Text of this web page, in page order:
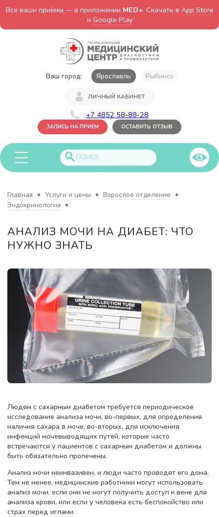
Все ваши приёмы — в приложении MED+. Скачать в App Store
и Google Play
Ваш город: Ярославль Рыбинск
ЛИЧНЫЙ КАБИНЕТ
+7 4852 58-88-28
ЗАПИСЬ НА ПРИЁМ ОСТАВИТЬ ОТЗЫВ
Главная Услуги и цены
Взрослое отделение
Эндокринология
АНАЛИЗ МОЧИ НА ДИАБЕТ: ЧТО
НУЖНО ЗНАТЬ
Людям с сахарным диабетом требуется периодическое
исследование анализа мочи, во-первых, для определения
наличия сахара в моче, во-вторых, для исключения
инфекций мочевыводящих путей, которые часто
встречаются у пациентов с сахарным диабетом и должны
быть обязательно пролечены.
Анализ мочи неинвазивен, и люди часто проводят его дома.
Тем не менее, медицинские работники могут использовать
анализ мочи, если они не могут получить доступ к вене для
анализа крови, или если у человека есть беспокойство или
страх перед иглами.